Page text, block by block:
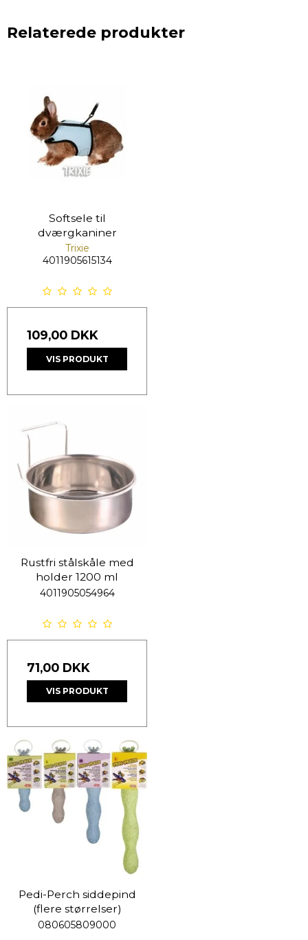
Relaterede produkter
Softsele til
dværgkaniner
Trixie
4011905615134
109,00 DKK
VIS PRODUKT
Rustfri stålskåle med
holder 1200 ml
4011905054964
71,00 DKK
VIS PRODUKT
Pedi-Perch siddepind
(flere størrelser)
080605809000